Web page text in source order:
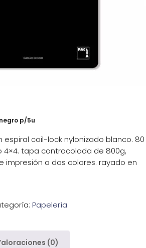
p/5u
coil-lock nylonizado blanco. 80
4×4. tapa contracolada de 800g,
impresión a dos colores. rayado en
Papelería
(0)